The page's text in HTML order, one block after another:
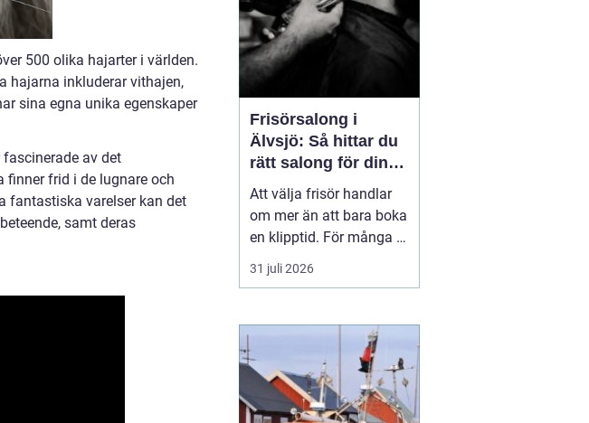
500 olika hajarter i världen.
hajarna inkluderar vithajen,
sina egna unika egenskaper
av det
finner frid i de lugnare och
fantastiska varelser kan det
samt deras
Frisörsalong i
Älvsjö: Så hittar du
rätt salong för din
stil och vardag
Att välja frisör handlar
om mer än att bara boka
en klipptid. För många är
frisörbesöket en paus i
vardagen, en chans att
känna sig mer som sig
själv. I Älvsjö fi...
31 juli 2026